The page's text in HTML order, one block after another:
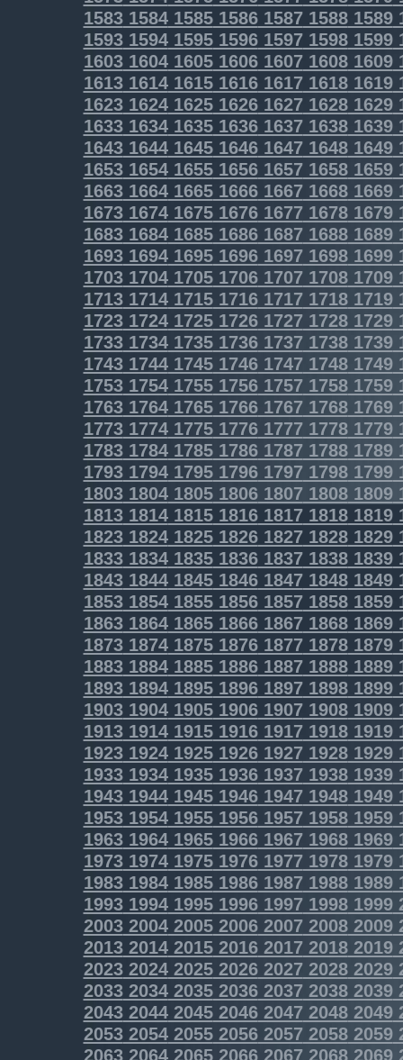
1583158415851586158715881589
1593159415951596159715981599
1603160416051606160716081609
1613161416151616161716181619
1623162416251626162716281629
1633163416351636163716381639
1643164416451646164716481649
1653165416551656165716581659
1663166416651666166716681669
1673167416751676167716781679
1683168416851686168716881689
16931694169516961697 16981699
17031704170517061707 17081709
1713171417151716171717181719
17231724172517261727 17281729
17331734173517361737 17381739
17431744174517461747 17481749
17531754175517561757 17581759
17631764176517661767 17681769
17731774177517761777 17781779
17831784178517861787 17881789
17931794179517961797 17981799
18031804180518061807 18081809
1813181418151816181718181819
1823182418251826182718281829
1833183418351836183718381839
1843184418451846184718481849
1853185418551856185718581859
1863186418651866186718681869
1873187418751876187718781879
1883188418851886188718881889
1893189418951896189718981899
1903190419051906190719081909
1913191419151916191719181919
1923192419251926192719281929
1933193419351936193719381939
1943194419451946194719481949
1953195419551956195719581959
1963196419651966196719681969
19731974197519761977 19781979
19831984198519861987 19881989
19931994199519961997 19981999
20032004200520062007 20082009
20132014201520162017 20182019
2023202420252026202720282029
20332034203520362037 20382039
20432044204520462047 20482049
20532054205520562057 20582059
20632064206520662067 20682069